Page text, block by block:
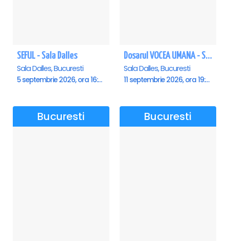
SEFUL - Sala Dalles
Sala Dalles, Bucuresti
5 septembrie 2026, ora 16:00
Dosarul VOCEA UMANA - Sala Dalles
Sala Dalles, Bucuresti
11 septembrie 2026, ora 19:30
Bucuresti Bucuresti